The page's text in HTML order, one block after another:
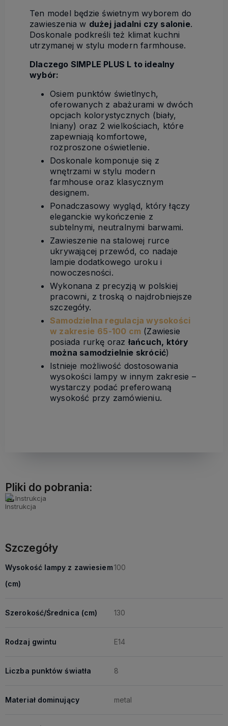
Ten model będzie świetnym wyborem do
zawieszenia w dużej jadalni czy salonie.
Doskonale podkreśli też klimat kuchni
utrzymanej w stylu modern farmhouse.
Dlaczego SIMPLE PLUS L to idealny
wybór:
Osiem punktów świetlnych,
oferowanych z abażurami w dwóch
opcjach kolorystycznych (biały,
lniany) oraz 2 wielkościach, które
zapewniają komfortowe,
rozproszone oświetlenie.
Doskonale komponuje się z
wnętrzami w stylu modern
farmhouse oraz klasycznym
designem.
Ponadczasowy wygląd, który łączy
eleganckie wykończenie z
subtelnymi, neutralnymi barwami.
Zawieszenie na stalowej rurce
ukrywającej przewód, co nadaje
lampie dodatkowego uroku i
nowoczesności.
Wykonana z precyzją w polskiej
pracowni, z troską o najdrobniejsze
szczegóły.
Samodzielna regulacja wysokości
w zakresie 65-100 cm (Zawiesie
posiada rurkę oraz łańcuch, który
można samodzielnie skrócić)
Istnieje możliwość dostosowania
wysokości lampy w innym zakresie –
wystarczy podać preferowaną
wysokość przy zamówieniu.
Pliki do pobrania:
Instrukcja
Szczegóły
Wysokość lampy z zawiesiem
(cm)
100
Szerokość/Średnica (cm) 130
Rodzaj gwintu E14
Liczba punktów światła 8
Materiał dominujący metal